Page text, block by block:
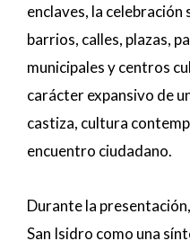
enclaves, la
barrios, calles, plazas,
municipales y centros
carácter expansivo de
castiza, cultura
encuentro ciudadano.
Durante la
San Isidro como una